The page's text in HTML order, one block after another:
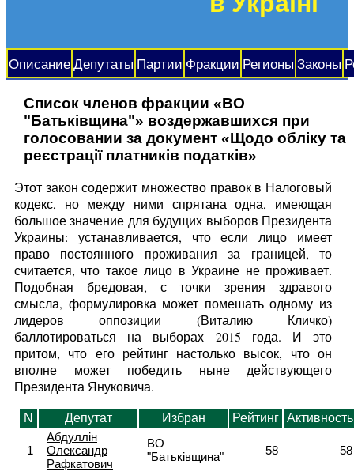
Описание Депутаты Партии Фракции Регионы Законы
Список членов фракции «ВО
"Батьківщина"» воздержавшихся при
голосовании за документ «Щодо обліку та
реєстрації платників податків»
Этот закон содержит множество правок в Налоговый
кодекс, но между ними спрятана одна, имеющая
большое значение для будущих выборов Президента
Украины: устанавливается, что если лицо имеет
право постоянного проживания за границей, то
считается, что такое лицо в Украине не проживает.
Подобная бредовая, с точки зрения здравого
смысла, формулировка может помешать одному из
лидеров оппозиции (Виталию Кличко)
баллотироваться на выборах 2015 года. И это
притом, что его рейтинг настолько высок, что он
вполне может победить ныне действующего
Президента Януковича.
N Депутат Избран Рейтинг Активность
1
Абдуллін
Олександр
Рафкатович
ВО
"Батьківщина"
58 58